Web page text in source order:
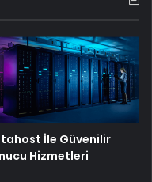
İle Güvenilir
Hizmetleri